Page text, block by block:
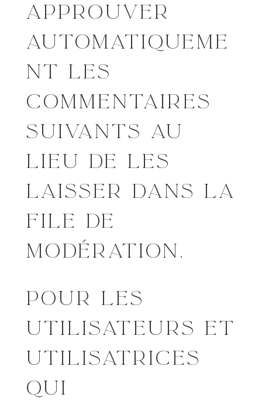
APPROUVER
AUTOMATIQUEME
NT LES
COMMENTAIRES
SUIVANTS AU
LIEU DE LES
LAISSER DANS LA
FILE DE
MODÉRATION.
POUR LES
UTILISATEURS ET
UTILISATRICES
QUI